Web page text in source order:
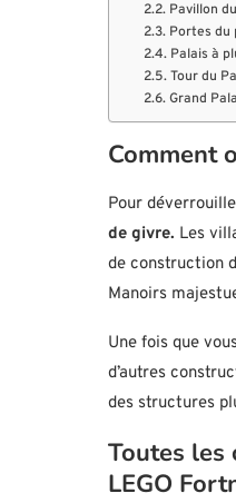
Pavillon
Portes du
Palais à
Tour du
Grand
Comment
Pour
de givre. Les
de construction
Manoirs
Une fois que
d’autres
des structures
Toutes les
LEGO